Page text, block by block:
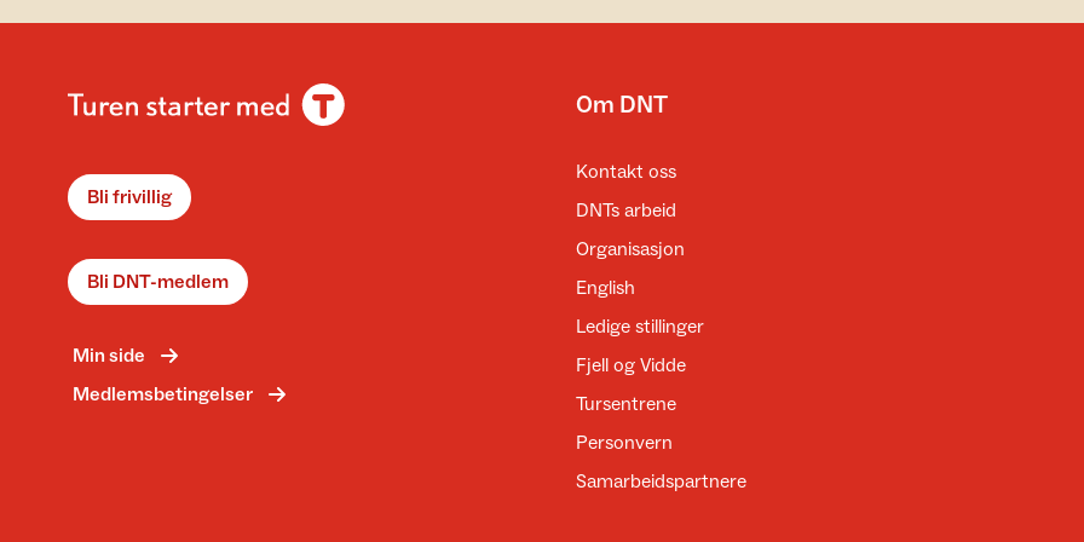
Bli frivillig
Bli DNT-medlem
Min side
Medlemsbetingelser
Om DNT
Kontakt oss
DNTs arbeid
Organisasjon
English
Ledige stillinger
Fjell og Vidde
Tursentrene
Personvern
Samarbeidspartnere